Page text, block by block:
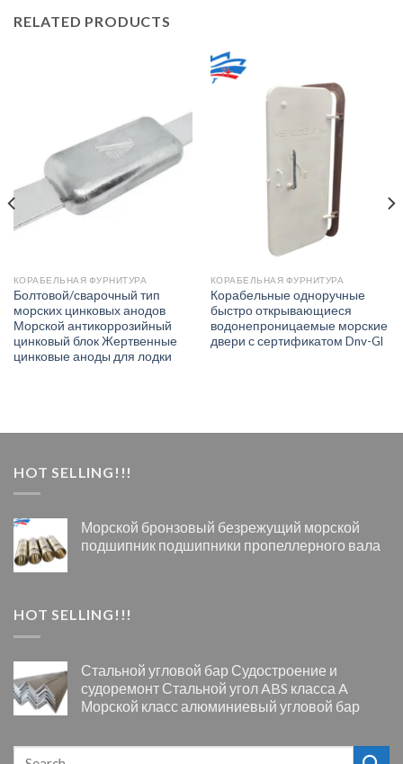
RELATED PRODUCTS
КОРАБЕЛЬНАЯ ФУРНИТУРА
Болтовой/сварочный тип
морских цинковых анодов
Морской антикоррозийный
цинковый блок Жертвенные
цинковые аноды для лодки
КОРАБЕЛЬНАЯ ФУРНИТУРА
Корабельные одноручные
быстро открывающиеся
водонепроницаемые морские
двери с сертификатом Dnv-Gl
HOT SELLING!!!
Морской бронзовый безрежущий морской
подшипник подшипники пропеллерного вала
HOT SELLING!!!
Стальной угловой бар Судостроение и
судоремонт Стальной угол ABS класса A
Морской класс алюминиевый угловой бар